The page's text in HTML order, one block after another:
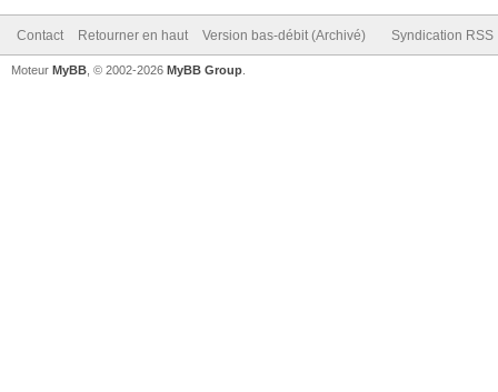
Contact Retourner en haut Version bas-débit (Archivé) Syndication RSS
Moteur MyBB , © 2002-2026 MyBB Group